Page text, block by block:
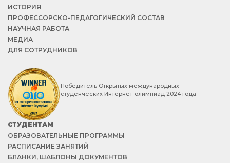
ИСТОРИЯ
ПРОФЕССОРСКО-ПЕДАГОГИЧЕСКИЙ СОСТАВ
НАУЧНАЯ РАБОТА
МЕДИА
ДЛЯ СОТРУДНИКОВ
Победитель Открытых международных
студенческих Интернет-олимпиад 2024 года
СТУДЕНТАМ
ОБРАЗОВАТЕЛЬНЫЕ ПРОГРАММЫ
РАСПИСАНИЕ ЗАНЯТИЙ
БЛАНКИ, ШАБЛОНЫ ДОКУМЕНТОВ